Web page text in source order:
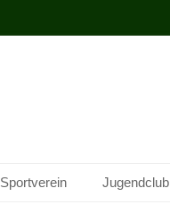
Sportverein Jugendclub